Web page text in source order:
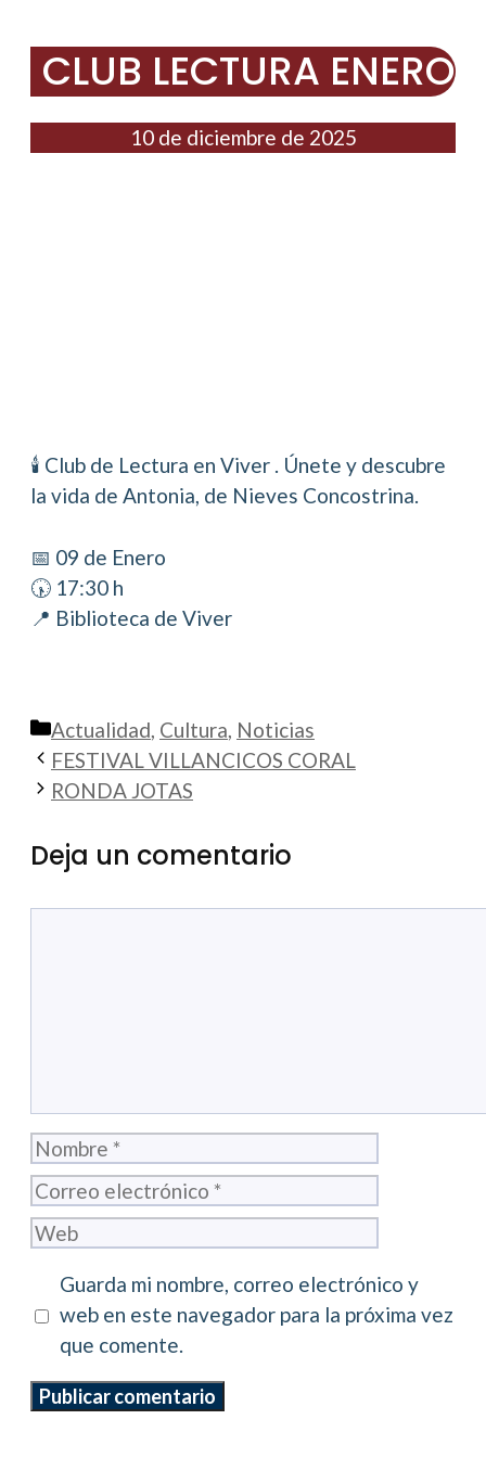
CLUB LECTURA ENERO
10 de diciembre de 2025
🕯️ Club de Lectura en Viver . Únete y descubre
la vida de Antonia, de Nieves Concostrina.
📅 09 de Enero
🕠 17:30 h
📍 Biblioteca de Viver
Categorías
Actualidad, Cultura, Noticias
FESTIVAL VILLANCICOS CORAL
RONDA JOTAS
Deja un comentario
Nombre
Correo
electrónico
Web
Guarda mi nombre, correo electrónico y
web en este navegador para la próxima vez
que comente.